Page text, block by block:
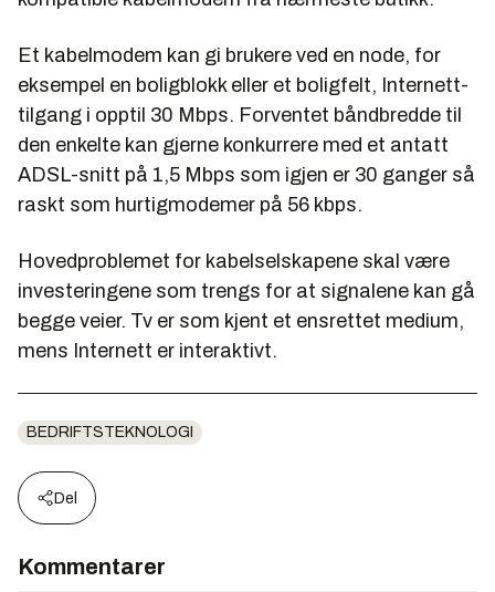
Et kabelmodem kan gi brukere ved en node, for
eksempel en boligblokk eller et boligfelt, Internett-
tilgang i opptil 30 Mbps. Forventet båndbredde til
den enkelte kan gjerne konkurrere med et antatt
ADSL-snitt på 1,5 Mbps som igjen er 30 ganger så
raskt som hurtigmodemer på 56 kbps.
Hovedproblemet for kabelselskapene skal være
investeringene som trengs for at signalene kan gå
begge veier. Tv er som kjent et ensrettet medium,
mens Internett er interaktivt.
BEDRIFTSTEKNOLOGI
Del
Kommentarer